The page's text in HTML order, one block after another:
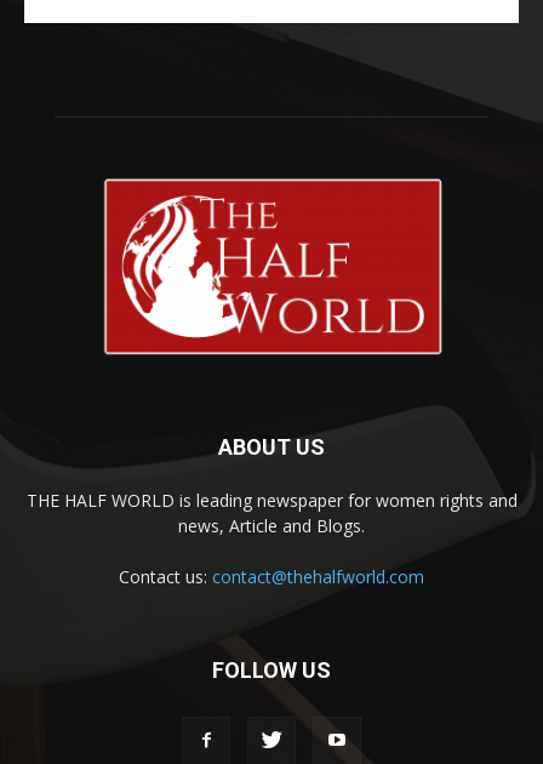
ABOUT US
THE HALF WORLD is leading newspaper for women rights and
news, Article and Blogs.
Contact us: contact@thehalfworld.com
FOLLOW US